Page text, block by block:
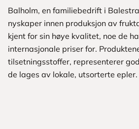
Balholm, en familiebedrift i
nyskaper innen produksjon av
kjent for sin høye kvalitet, noe de
internasjonale priser for.
tilsetningsstoffer, representerer
de lages av lokale, utsorterte epler.